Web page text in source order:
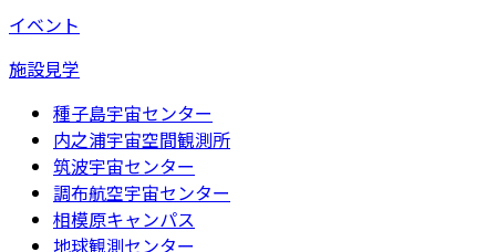
イベント
施設見学
種子島宇宙センター
内之浦宇宙空間観測所
筑波宇宙センター
調布航空宇宙センター
相模原キャンパス
地球観測センター